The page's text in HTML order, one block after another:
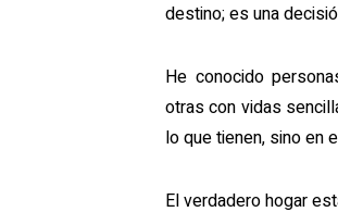
destino; es una
He conocido
otras con vidas
lo que tienen, sino en
El verdadero hogar